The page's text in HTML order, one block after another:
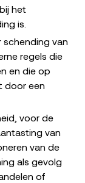
het
is.
schending van
regels die
en die op
door een
voor de
van
van de
als gevolg
of